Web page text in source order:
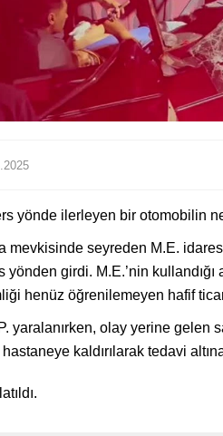
yönde ilerleyen bir otomobilin
mevkisinde seyreden M.E.
girdi. M.E.’nin
henüz öğrenilemeyen hafif
yaralanırken, olay yerine gelen
kaldırılarak tedavi